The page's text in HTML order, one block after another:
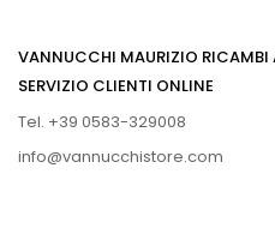
VANNUCCHI MAURIZIO RICAMBI
SERVIZIO CLIENTI ONLINE
Tel. +39 0583-329008
info@vannucchistore.com